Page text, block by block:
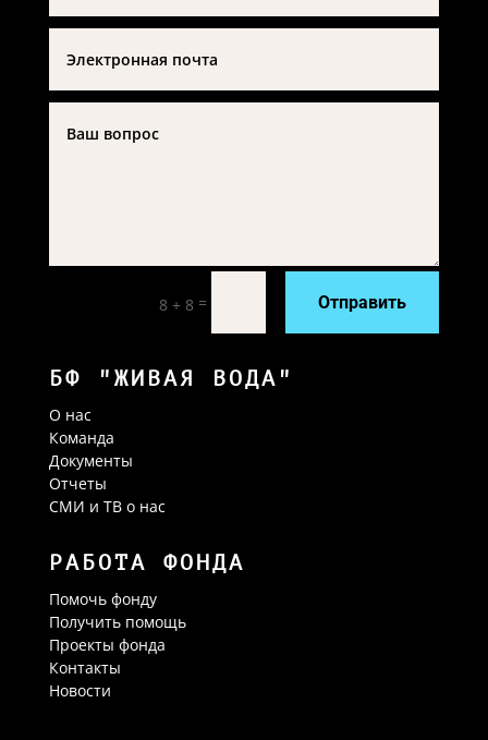
8 + 8 = Отправить
БФ "ЖИВАЯ ВОДА"
О нас
Команда
Документы
Отчеты
СМИ и ТВ о нас
РАБОТА ФОНДА
Помочь фонду
Получить помощь
Проекты фонда
Контакты
Новости